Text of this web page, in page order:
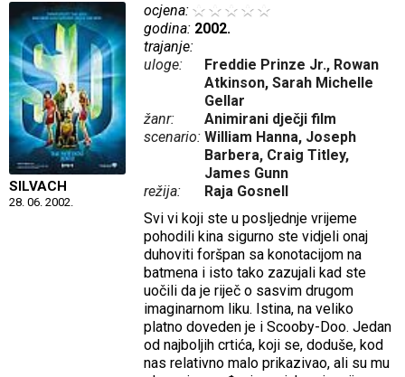
SILVACH
28. 06. 2002.
ocjena:
godina: 2002.
trajanje:
uloge:
Freddie Prinze Jr., Rowan
Atkinson, Sarah Michelle
Gellar
žanr:
Animirani dječji film
scenario:William Hanna, Joseph
Barbera, Craig Titley,
James Gunn
režija:
Raja Gosnell
Svi vi koji ste u posljednje vrijeme
pohodili kina sigurno ste vidjeli onaj
duhoviti foršpan sa konotacijom na
batmena i isto tako zazujali kad ste
uočili da je riječ o sasvim drugom
imaginarnom liku. Istina, na veliko
platno doveden je i Scooby-Doo. Jedan
od najboljih crtića, koji se, doduše, kod
nas relativno malo prikazivao, ali su mu